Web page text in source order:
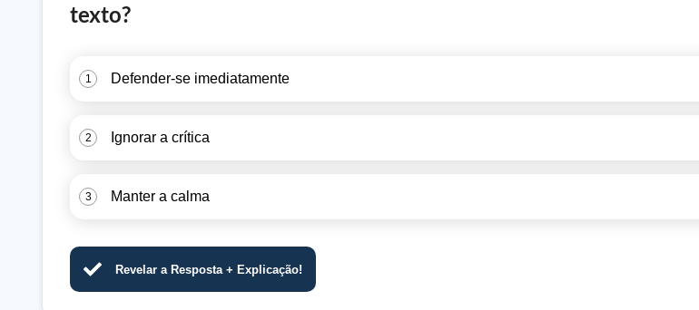
texto?
1 Defender-se imediatamente
2 Ignorar a crítica
3 Manter a calma
Revelar a Resposta + Explicação!